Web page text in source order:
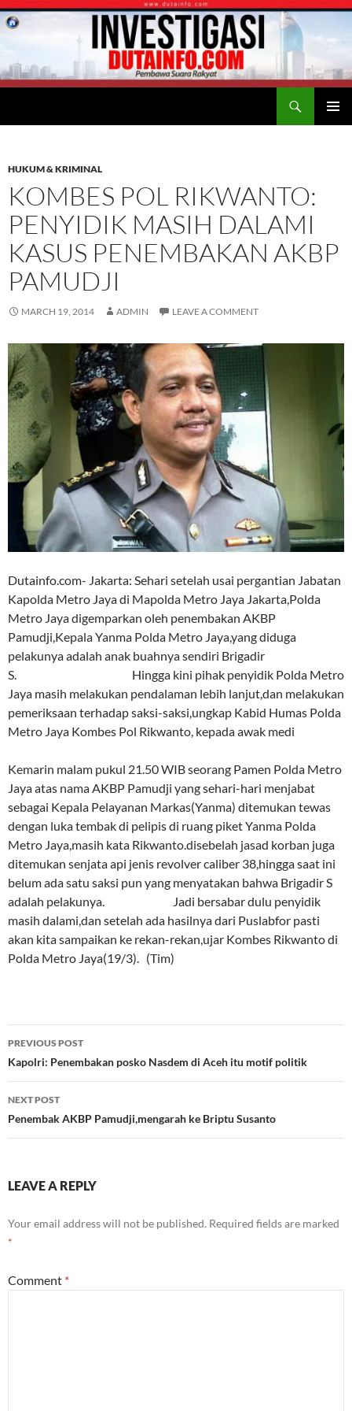
HUKUM & KRIMINAL
KOMBES POL RIKWANTO:
PENYIDIK MASIH DALAMI
KASUS PENEMBAKAN AKBP
PAMUDJI
MARCH 19, 2014 ADMIN LEAVE A COMMENT
Dutainfo.com- Jakarta: Sehari setelah usai pergantian Jabatan
Kapolda Metro Jaya di Mapolda Metro Jaya Jakarta,Polda
Metro Jaya digemparkan oleh penembakan AKBP
Pamudji,Kepala Yanma Polda Metro Jaya,yang diduga
pelakunya adalah anak buahnya sendiri Brigadir
S. Hingga kini pihak penyidik Polda Metro
Jaya masih melakukan pendalaman lebih lanjut,dan melakukan
pemeriksaan terhadap saksi-saksi,ungkap Kabid Humas Polda
Metro Jaya Kombes Pol Rikwanto, kepada awak medi
Kemarin malam pukul 21.50 WIB seorang Pamen Polda Metro
Jaya atas nama AKBP Pamudji yang sehari-hari menjabat
sebagai Kepala Pelayanan Markas(Yanma) ditemukan tewas
dengan luka tembak di pelipis di ruang piket Yanma Polda
Metro Jaya,masih kata Rikwanto.disebelah jasad korban juga
ditemukan senjata api jenis revolver caliber 38,hingga saat ini
belum ada satu saksi pun yang menyatakan bahwa Brigadir S
adalah pelakunya. Jadi bersabar dulu penyidik
masih dalami,dan setelah ada hasilnya dari Puslabfor pasti
akan kita sampaikan ke rekan-rekan,ujar Kombes Rikwanto di
Polda Metro Jaya(19/3). (Tim)
Post
navigation
PREVIOUS POST
Kapolri: Penembakan posko Nasdem di Aceh itu motif politik
NEXT POST
Penembak AKBP Pamudji,mengarah ke Briptu Susanto
LEAVE A REPLY
Your email address will not be published. Required fields are marked
*
Comment *